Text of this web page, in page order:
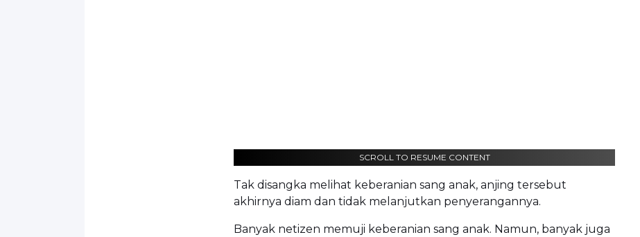
SCROLL TO RESUME CONTENT
Tak disangka melihat keberanian sang anak, anjing tersebut
akhirnya diam dan tidak melanjutkan penyerangannya.
Banyak netizen memuji keberanian sang anak. Namun, banyak juga